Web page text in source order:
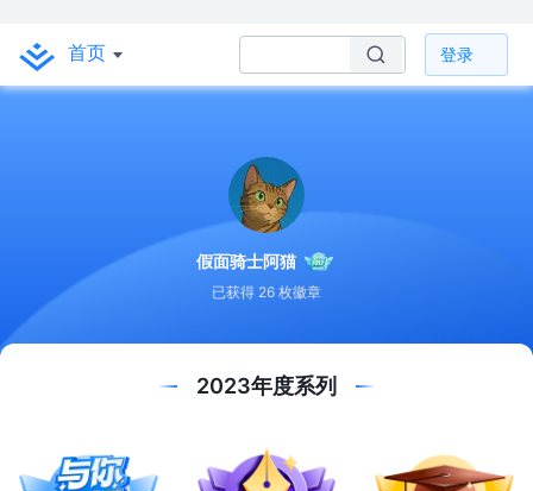
首页 登录
假面骑士阿猫
已获得 26 枚徽章
2023年度系列